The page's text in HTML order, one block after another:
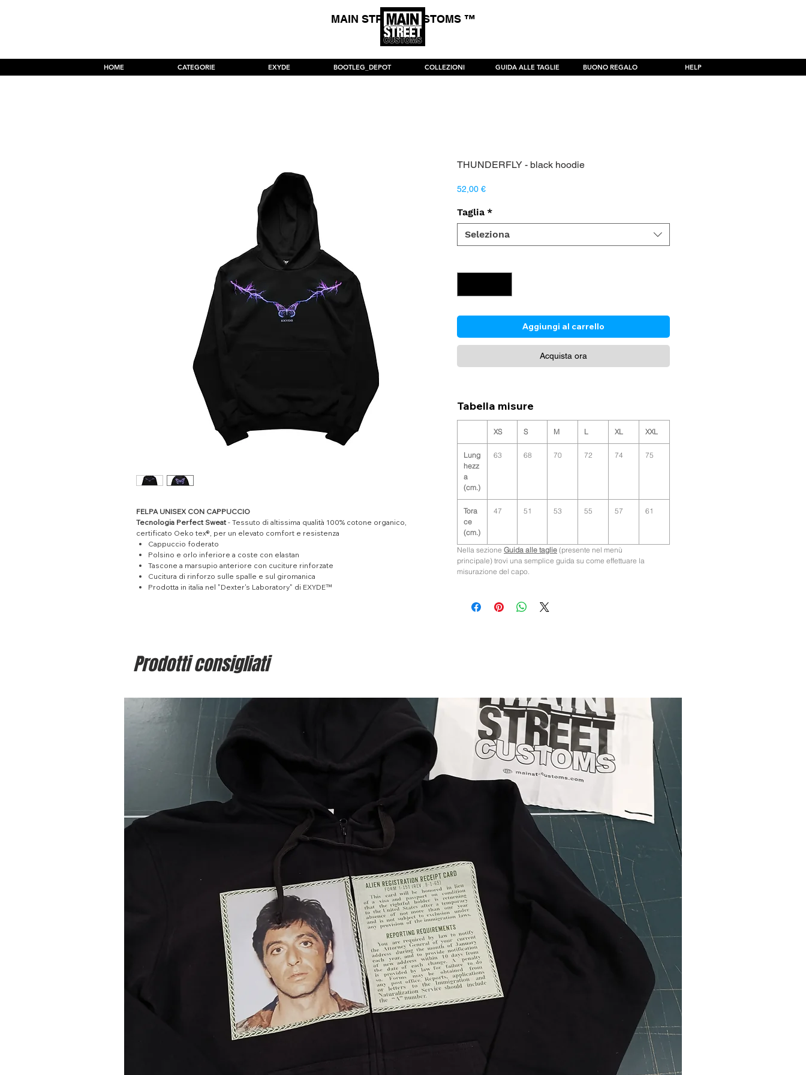
MAIN STREET CUSTOMS ™
HOME CATEGORIE EXYDE BOOTLEG_DEPOT COLLEZIONI GUIDA ALLE TAGLIE BUONO REGALO HELP
FELPA UNISEX CON CAPPUCCIO
Tecnologia Perfect Sweat - Tessuto di altissima qualità 100% cotone organico,
certificato Oeko tex®, per un elevato comfort e resistenza
Cappuccio foderato
Polsino e orlo inferiore a coste con elastan
Tascone a marsupio anteriore con cuciture rinforzate
Cucitura di rinforzo sulle spalle e sul giromanica
Prodotta in italia nel "Dexter's Laboratory" di EXYDE™
THUNDERFLY - black hoodie
52,00 €Prezzo
Taglia *
Seleziona
Aggiungi al carrello
Acquista ora
Tabella misure
XS S M L XL XXL
Lung
hezz
a
(cm.)
63 68 70 72 74 75
Tora
ce
(cm.)
47 51 53 55 57 61
Nella sezione Guida alle taglie (presente nel menù
principale) trovi una semplice guida su come effettuare la
misurazione del capo.
Prodotti consigliati